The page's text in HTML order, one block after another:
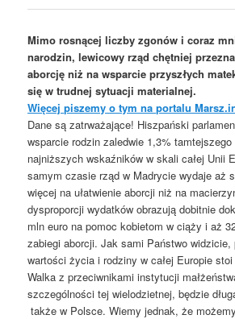
Mimo rosnącej liczby zgonów i coraz
narodzin, lewicowy rząd chętniej
aborcję niż na wsparcie przyszłych
się w trudnej sytuacji materialnej.
Więcej piszemy o tym na portalu
Dane są zatrważające! Hiszpański
wsparcie rodzin zaledwie 1,3%
najniższych wskaźników w skali całej Unii
samym czasie rząd w Madrycie wydaje aż
więcej na ułatwienie aborcji niż na
dysproporcji wydatków obrazują dobitnie
mln euro na pomoc kobietom w ciąży i aż
zabiegi aborcji. Jak sami Państwo widzicie,
wartości życia i rodziny w całej Europie
Walka z przeciwnikami instytucji
szczególności tej wielodzietnej, będzie
także w Polsce. Wiemy jednak, że